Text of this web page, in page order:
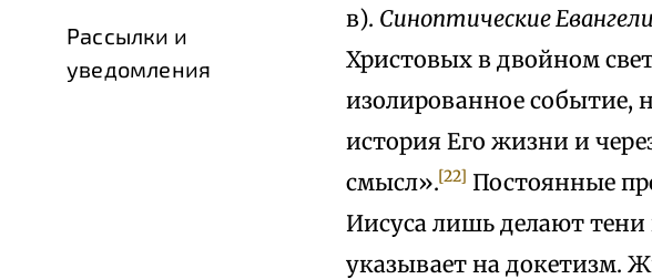
Рассылки и
уведомления
в). Синоптические
Христовых в двойном
изолированное событие,
история Его жизни и
смысл».[22] Постоянные
Иисуса лишь делают тени
указывает на докетизм.